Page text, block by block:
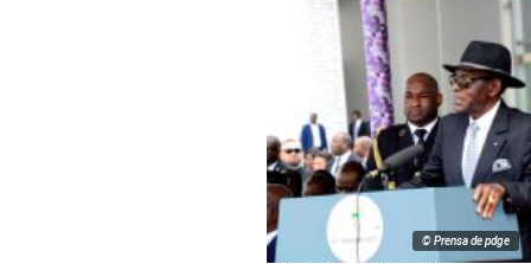
© Prensa de pdge